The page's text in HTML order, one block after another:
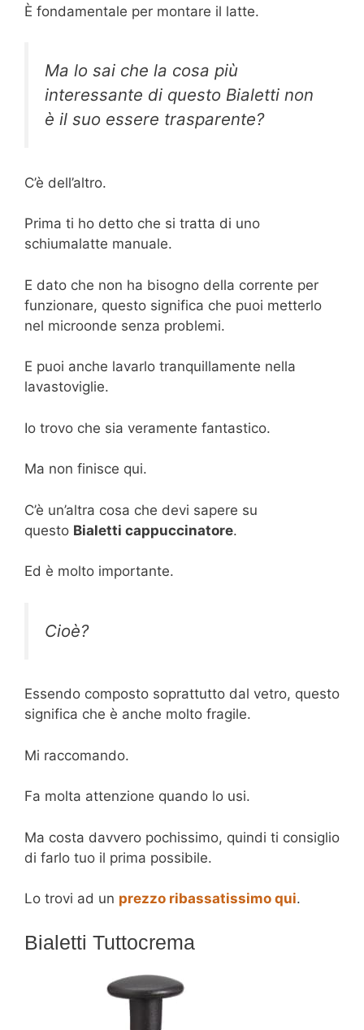
È fondamentale per montare il latte.
Ma lo sai che la cosa più
interessante di questo Bialetti non
è il suo essere trasparente?
C’è dell’altro.
Prima ti ho detto che si tratta di uno
schiumalatte manuale.
E dato che non ha bisogno della corrente per
funzionare, questo significa che puoi metterlo
nel microonde senza problemi.
E puoi anche lavarlo tranquillamente nella
lavastoviglie.
Io trovo che sia veramente fantastico.
Ma non finisce qui.
C’è un’altra cosa che devi sapere su
questo Bialetti cappuccinatore.
Ed è molto importante.
Cioè?
Essendo composto soprattutto dal vetro, questo
significa che è anche molto fragile.
Mi raccomando.
Fa molta attenzione quando lo usi.
Ma costa davvero pochissimo, quindi ti consiglio
di farlo tuo il prima possibile.
Lo trovi ad un prezzo ribassatissimo qui.
Bialetti Tuttocrema